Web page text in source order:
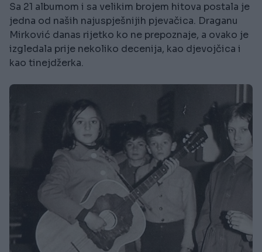
Sa 21 albumom i sa velikim brojem hitova postala je
jedna od naših najuspješnijih pjevačica. Draganu
Mirković danas rijetko ko ne prepoznaje, a ovako je
izgledala prije nekoliko decenija, kao djevojčica i
kao tinejdžerka.